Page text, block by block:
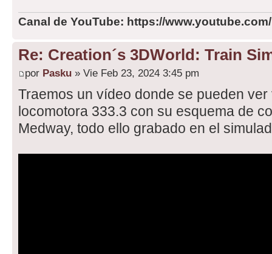
Canal de YouTube: https://
Re: Creation´s 3DWorld: Train
por Pasku » Vie Feb 23, 2024 3:45 pm
Traemos un vídeo donde se pueden
locomotora 333.3 con su esquema de
Medway, todo ello grabado en el